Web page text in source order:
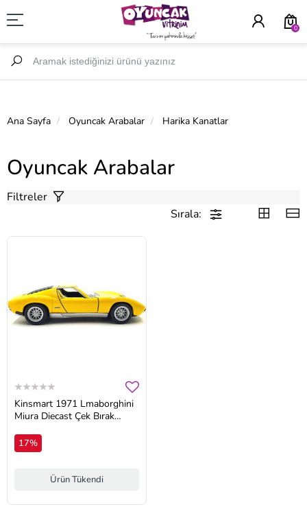
0
Ana Sayfa Oyuncak Arabalar Harika Kanatlar
Oyuncak Arabalar
Filtreler
Sırala:
Kinsmart 1971 Lmaborghini
Miura Diecast Çek Bırak
17%
Ürün Tükendi